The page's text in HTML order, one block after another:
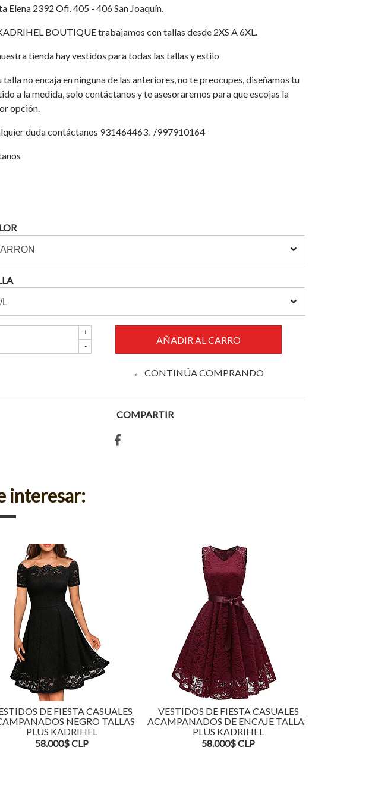
Elena 2392 Ofi. 405 - 406 San Joaquín.
BOUTIQUE trabajamos con tallas desde 2XS A 6XL.
tienda hay vestidos para todas las tallas y estilo
talla no encaja en ninguna de las anteriores, no te preocupes, diseñamos tu
a la medida, solo contáctanos y te asesoraremos para que escojas la
opción.
duda contáctanos 931464463. /997910164
+
-
← CONTINÚA COMPRANDO
COMPARTIR
interesar:
DE FIESTA CASUALES
NEGRO TALLAS
PLUS KADRIHEL
58.000$ CLP
VESTIDOS DE FIESTA CASUALES
ACAMPANADOS DE ENCAJE TALLAS
PLUS KADRIHEL
58.000$ CLP